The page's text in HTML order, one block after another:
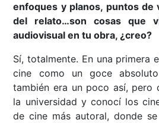
enfoques y planos, puntos de
del relato…son cosas que
audiovisual en tu obra, ¿creo?
Sí, totalmente. En una primera
cine como un goce
también era un poco así, pero
la universidad y conocí los
de cine más autoral, donde